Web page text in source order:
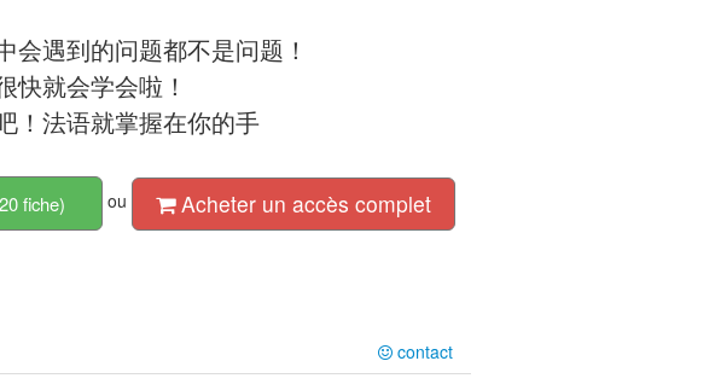
会遇到的问题都不是问题！
快就会学会啦！
！法语就掌握在你的手
fiche) ou Acheter un accès complet
contact